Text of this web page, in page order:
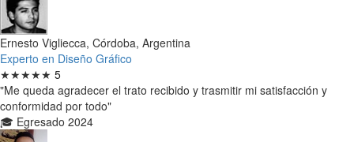
Ernesto Vigliecca, Córdoba, Argentina
Experto en Diseño Gráfico
★★★★★ 5
"Me queda agradecer el trato recibido y trasmitir mi satisfacción y
conformidad por todo"
🎓 Egresado 2024